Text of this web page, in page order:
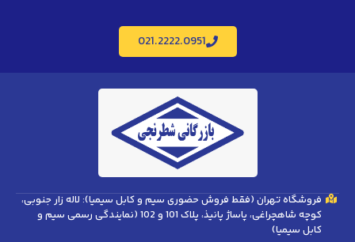
021.2222.0951
فروشگاه تهران (فقط فروش حضوری سیم و کابل سیمیا): لاله زار جنوبی،
کوچه شاهچراغی، پاساژ پانیذ، پلاک 101 و 102 (نمایندگی رسمی سیم و
کابل سیمیا)